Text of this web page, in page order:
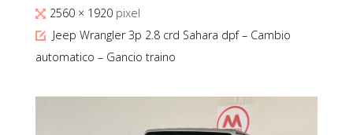
Tutta
larghezza
2560 × 1920 pixel
Jeep Wrangler 3p 2.8 crd Sahara dpf – Cambio
automatico – Gancio traino